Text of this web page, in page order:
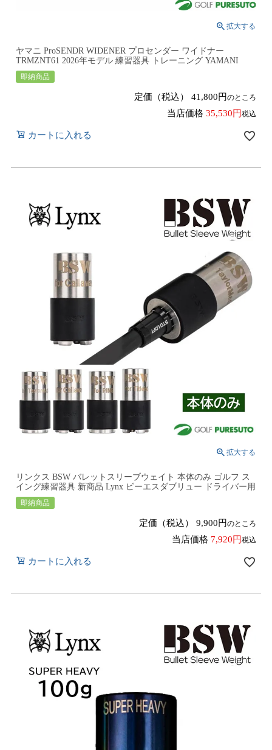
ヤマニ ProSENDR WIDENER プロセンダー ワイドナー
TRMZNT61 2026年モデル 練習器具 トレーニング YAMANI
即納商品
定価（税込） 41,800 のところ
当店価格 35,530 税込
カートに入れる
リンクス BSW バレットスリーブウェイト 本体のみ ゴルフ ス
イング練習器具 新商品 Lynx ビーエスダブリュー ドライバー用
即納商品
定価（税込） 9,900 のところ
当店価格 7,920 税込
カートに入れる